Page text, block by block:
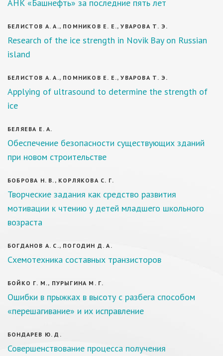
АНК «Башнефть» за последние пять лет
БЕЛИСТОВ А. А., ПОМНИКОВ Е. Е., УВАРОВА Т. Э.
Research of the ice strength in Novik Bay on Russian
island
БЕЛИСТОВ А. А., ПОМНИКОВ Е. Е., УВАРОВА Т. Э.
Applying of ultrasound to determine the strength of
ice
БЕЛЯЕВА Е. А.
Обеспечение безопасности существующих зданий
при новом строительстве
БОБРОВА Н. В., КОРЛЯКОВА С. Г.
Творческие задания как средство развития
мотивации к чтению у детей младшего школьного
возраста
БОГДАНОВ А. С., ПОГОДИН Д. А.
Схемотехника составных транзисторов
БОЙКО Г. М., ПУРЫГИНА М. Г.
Ошибки в прыжках в высоту с разбега способом
«перешагивание» и их исправление
БОНДАРЕВ Ю. Д.
Совершенствование процесса получения